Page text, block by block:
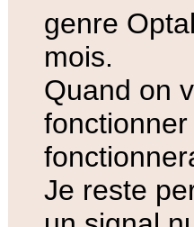
genre
mois.
Quand on
Je reste